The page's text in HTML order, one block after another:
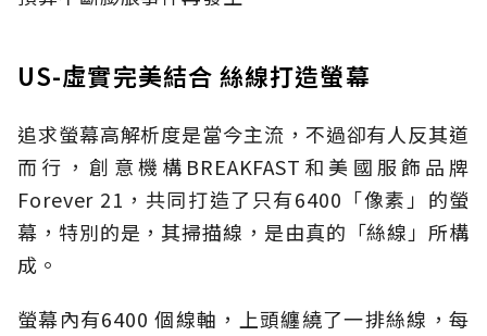
US-虛實完美結合 絲線打造螢幕
追求螢幕高解析度是當今主流，不過卻有人反其道
而行，創意機構BREAKFAST和美國服飾品牌
Forever 21，共同打造了只有6400「像素」的螢
幕，特別的是，其掃描線，是由真的「絲線」所構
成。
螢幕內有6400 個線軸，上頭纏繞了一排絲線，每